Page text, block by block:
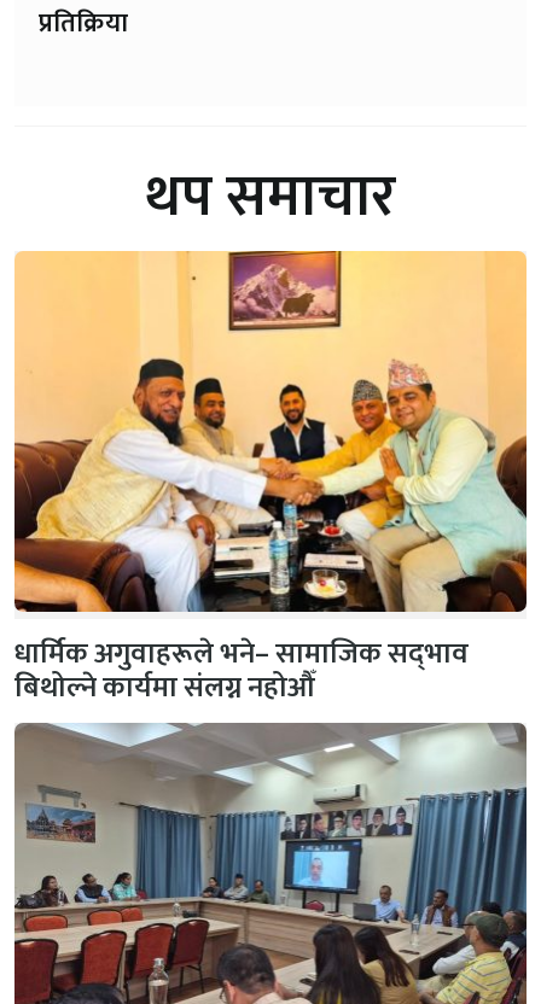
प्रतिक्रिया
थप समाचार
धार्मिक अगुवाहरूले भने– सामाजिक सद्‌भाव
बिथोल्ने कार्यमा संलग्न नहोऔँ